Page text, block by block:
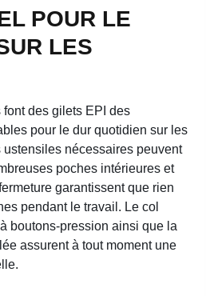
POUR LE
LES
des gilets EPI des
pour le dur quotidien sur les
nécessaires peuvent
poches intérieures et
garantissent que rien
pendant le travail. Le col
boutons-pression ainsi que la
assurent à tout moment une